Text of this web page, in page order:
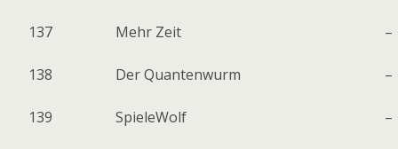
137 Mehr Zeit –
138 Der Quantenwurm –
139 SpieleWolf –